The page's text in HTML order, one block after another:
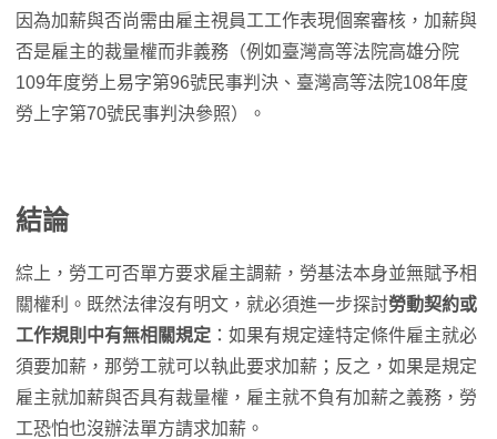
因為加薪與否尚需由雇主視員工工作表現個案審核，加薪與
否是雇主的裁量權而非義務（例如臺灣高等法院高雄分院
109年度勞上易字第96號民事判決、臺灣高等法院108年度
勞上字第70號民事判決參照）。
結論
綜上，勞工可否單方要求雇主調薪，勞基法本身並無賦予相
關權利。既然法律沒有明文，就必須進一步探討勞動契約或
工作規則中有無相關規定 ：如果有規定達特定條件雇主就必
須要加薪，那勞工就可以執此要求加薪；反之，如果是規定
雇主就加薪與否具有裁量權，雇主就不負有加薪之義務，勞
工恐怕也沒辦法單方請求加薪。